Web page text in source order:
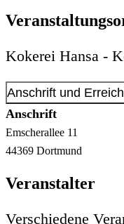
Kokerei Hansa -
Anschrift und
Anschrift
Emscherallee 11
44369 Dortmund
Veranstalter
Verschiedene